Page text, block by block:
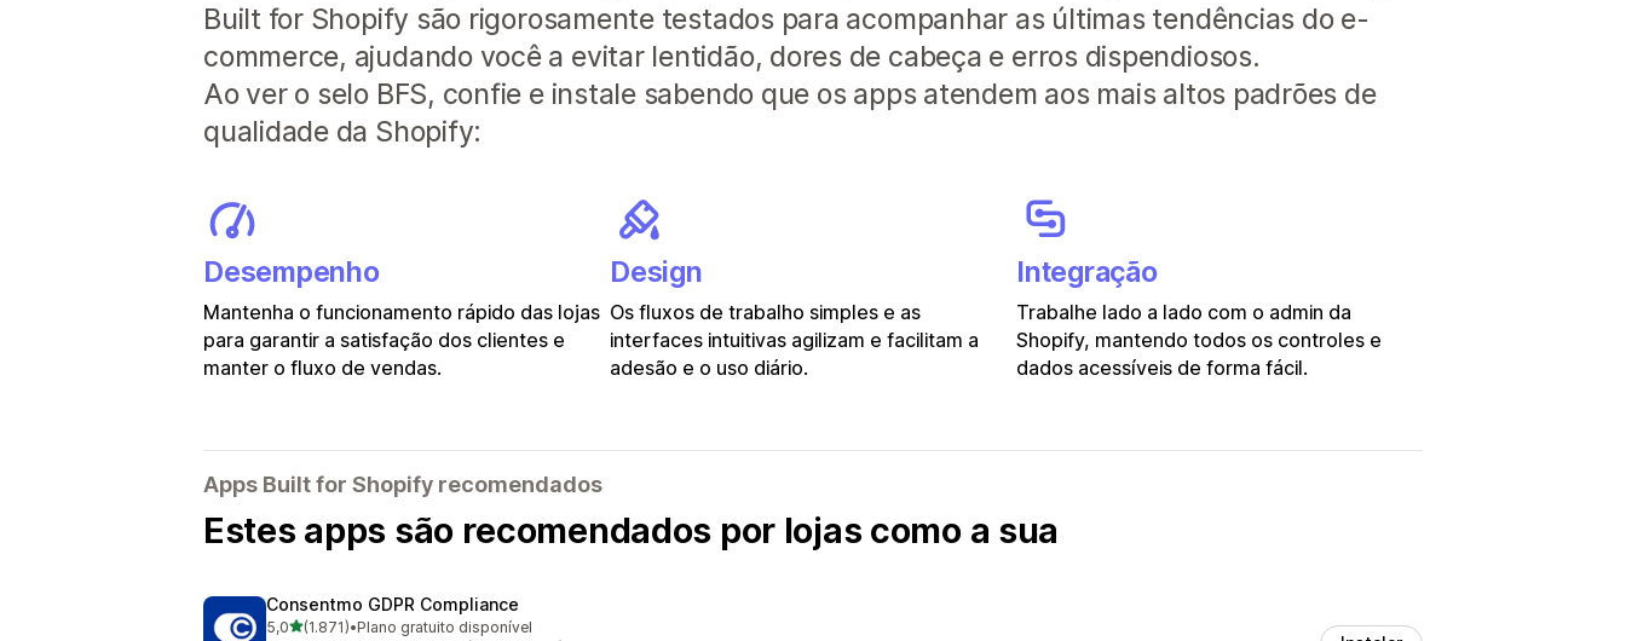
Built for Shopify são rigorosamente testados para acompanhar as últimas tendências do e-
commerce, ajudando você a evitar lentidão, dores de cabeça e erros dispendiosos.
Ao ver o selo BFS, confie e instale sabendo que os apps atendem aos mais altos padrões de
qualidade da Shopify:
Desempenho
Mantenha o funcionamento rápido das lojas
para garantir a satisfação dos clientes e
manter o fluxo de vendas.
Design
Os fluxos de trabalho simples e as
interfaces intuitivas agilizam e facilitam a
adesão e o uso diário.
Integração
Trabalhe lado a lado com o admin da
Shopify, mantendo todos os controles e
dados acessíveis de forma fácil.
Apps Built for Shopify recomendados
Estes apps são recomendados por lojas como a sua
Consentmo GDPR Compliance
5,0de 5 estrelas
(1.871)
1871 avaliações ao todo
•Plano gratuito disponível